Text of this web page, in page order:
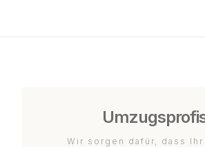
Wir sorgen dafür, dass Ihr